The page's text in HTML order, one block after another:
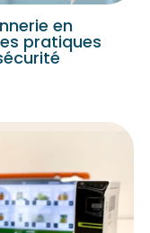
en
pratiques